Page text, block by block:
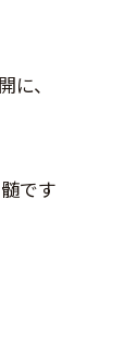
、
です
OK◎お子さん
ットデビュー
暴れる、泣く